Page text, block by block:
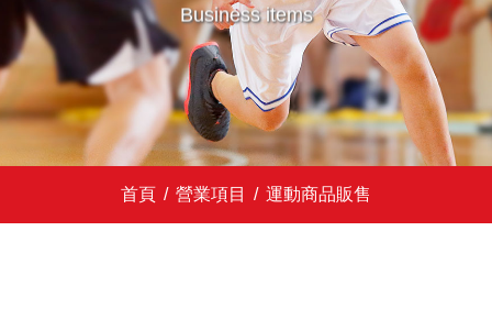
Business items
首頁 / 營業項目 / 運動商品販售